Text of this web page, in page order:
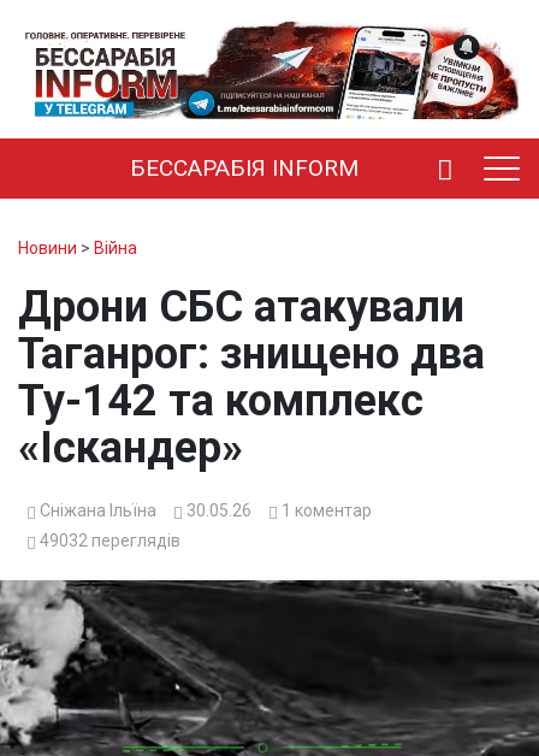
БЕССАРАБІЯ INFORM
Новини > Війна
Дрони СБС атакували
Таганрог: знищено два
Ту-142 та комплекс
«Іскандер»
Сніжана Ільїна 30.05.26 1 коментар
49032 переглядів